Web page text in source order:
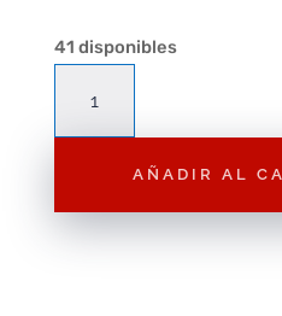
41 disponibles
Naranja
AÑADIR AL